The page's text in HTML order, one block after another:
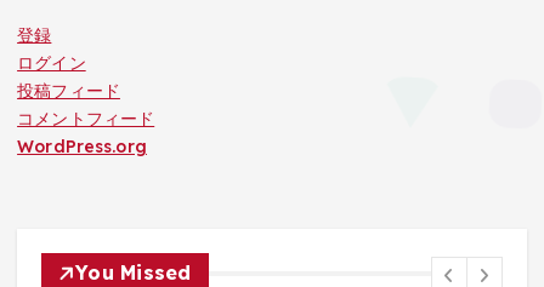
登録
ログイン
投稿フィード
コメントフィード
WordPress.org
You Missed